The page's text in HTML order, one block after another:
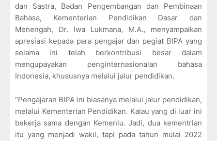
dan Sastra, Badan Pengembangan dan Pembinaan
Bahasa, Kementerian Pendidikan Dasar dan
Menengah, Dr. Iwa Lukmana, M.A., menyampaikan
apresiasi kepada para pengajar dan pegiat BIPA yang
selama ini telah berkontribusi besar dalam
mengupayakan penginternasionalan bahasa
Indonesia, khususnya melalui jalur pendidikan.
“Pengajaran BIPA ini biasanya melalui jalur pendidikan,
melalui Kementerian Pendidikan. Kalau yang di luar ini
bekerja sama dengan Kemenlu. Jadi, dua kementrian
itu yang menjadi wakil, tapi pada tahun mulai 2022